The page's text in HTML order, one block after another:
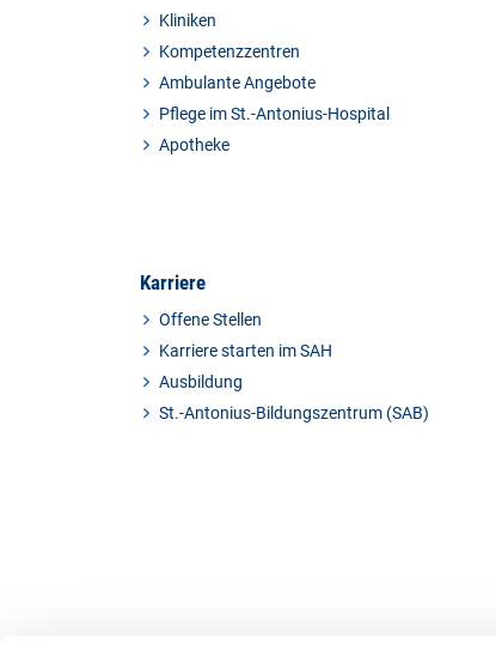
Kliniken
Kompetenzzentren
Ambulante Angebote
Pflege im St.-Antonius-Hospital
Apotheke
Karriere
Offene Stellen
Karriere starten im SAH
Ausbildung
St.-Antonius-Bildungszentrum (SAB)